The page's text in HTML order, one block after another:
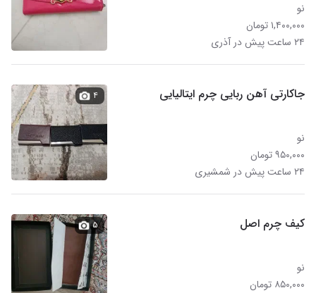
نو
۱,۴۰۰,۰۰۰ تومان
۲۴ ساعت پیش در آذری
جاکارتی آهن ربایی چرم ایتالیایی
نو
۹۵۰,۰۰۰ تومان
۲۴ ساعت پیش در شمشیری
۴
کیف چرم اصل
نو
۸۵۰,۰۰۰ تومان
۵